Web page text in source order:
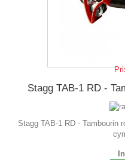
Stagg TAB-1 RD -
Stagg TAB-1 RD - Tambourin